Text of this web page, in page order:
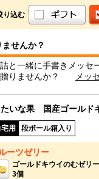
り込む
せんか？
と一緒に手書きメッセ
りませんか？
メッ
たいな果 国産ゴールド
用 段ボール箱入り
ーツゼリー
ゴールドキウイのむゼリー
3個